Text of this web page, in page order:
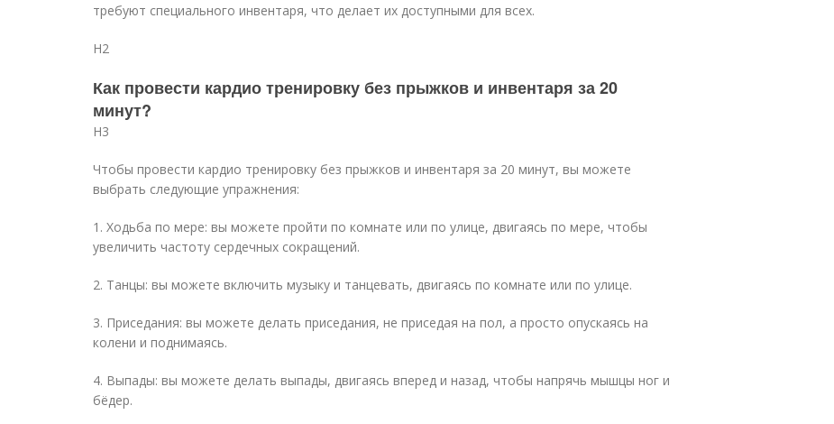
требуют специального инвентаря, что делает их доступными для всех.
H2
Как провести кардио тренировку без прыжков и инвентаря за 20
минут?
H3
Чтобы провести кардио тренировку без прыжков и инвентаря за 20 минут, вы можете
выбрать следующие упражнения:
1. Ходьба по мере: вы можете пройти по комнате или по улице, двигаясь по мере, чтобы
увеличить частоту сердечных сокращений.
2. Танцы: вы можете включить музыку и танцевать, двигаясь по комнате или по улице.
3. Приседания: вы можете делать приседания, не приседая на пол, а просто опускаясь на
колени и поднимаясь.
4. Выпады: вы можете делать выпады, двигаясь вперед и назад, чтобы напрячь мышцы ног и
бёдер.